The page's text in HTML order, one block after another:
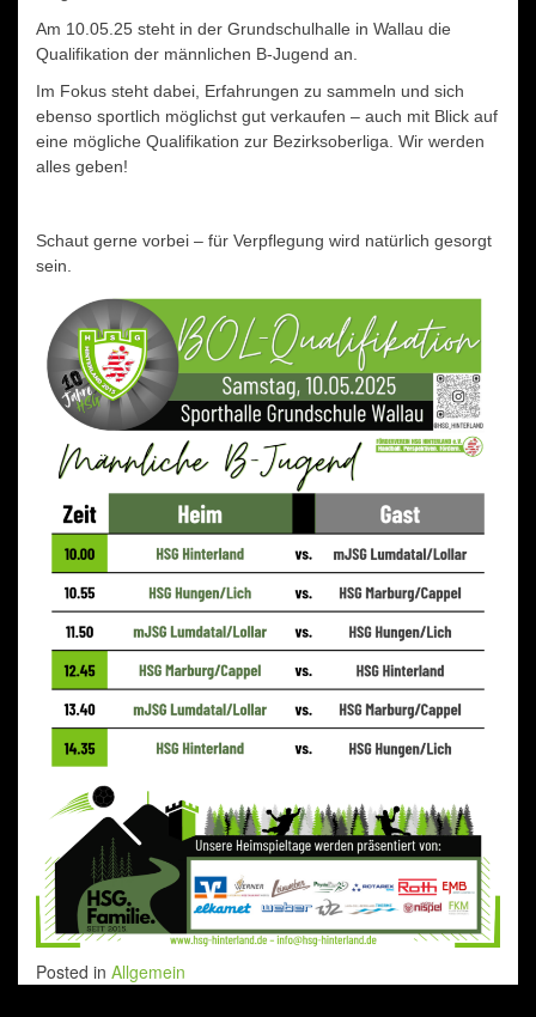
Am 10.05.25 steht in der Grundschulhalle in Wallau die
Qualifikation der männlichen B-Jugend an.
Im Fokus steht dabei, Erfahrungen zu sammeln und sich
ebenso sportlich möglichst gut verkaufen – auch mit Blick auf
eine mögliche Qualifikation zur Bezirksoberliga. Wir werden
alles geben!
Schaut gerne vorbei – für Verpflegung wird natürlich gesorgt
sein.
Posted in Allgemein